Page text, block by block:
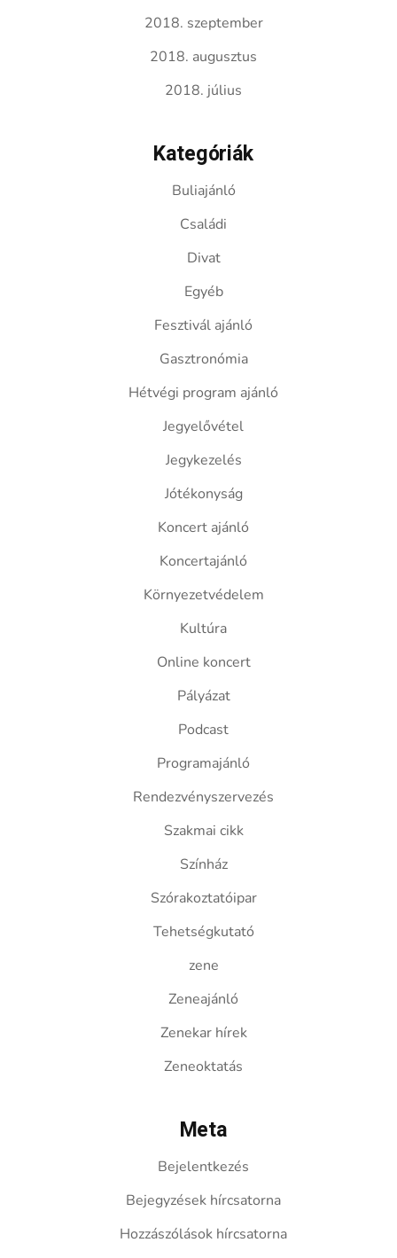
2018. szeptember
2018. augusztus
2018. július
Kategóriák
Buliajánló
Családi
Divat
Egyéb
Fesztivál ajánló
Gasztronómia
Hétvégi program ajánló
Jegyelővétel
Jegykezelés
Jótékonyság
Koncert ajánló
Koncertajánló
Környezetvédelem
Kultúra
Online koncert
Pályázat
Podcast
Programajánló
Rendezvényszervezés
Szakmai cikk
Színház
Szórakoztatóipar
Tehetségkutató
zene
Zeneajánló
Zenekar hírek
Zeneoktatás
Meta
Bejelentkezés
Bejegyzések hírcsatorna
Hozzászólások hírcsatorna